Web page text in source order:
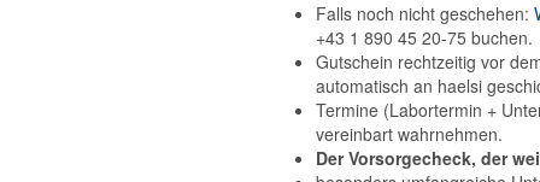
Falls noch nicht geschehen:
+43 1 890 45 20-75 buchen.
Gutschein rechtzeitig vor
automatisch an haelsi
Termine (Labortermin +
vereinbart wahrnehmen.
Der Vorsorgecheck, der